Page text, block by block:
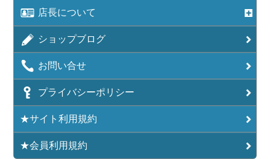
店長について
ショップブログ
お問い合せ
プライバシーポリシー
★サイト利用規約
★会員利用規約